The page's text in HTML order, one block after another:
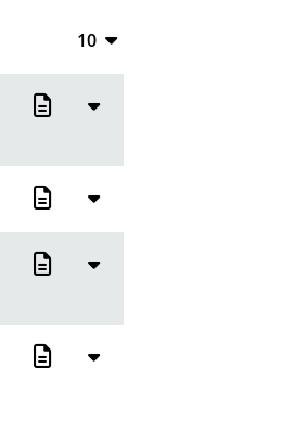
10
10
20
50
100